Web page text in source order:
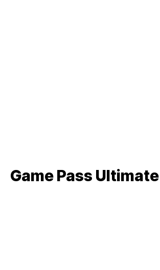
Game Pass Ultimate